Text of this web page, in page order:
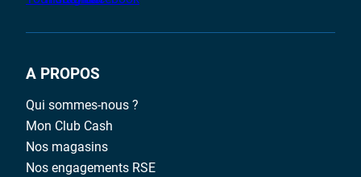
A PROPOS
Qui sommes-nous ?
Mon Club Cash
Nos magasins
Nos engagements RSE